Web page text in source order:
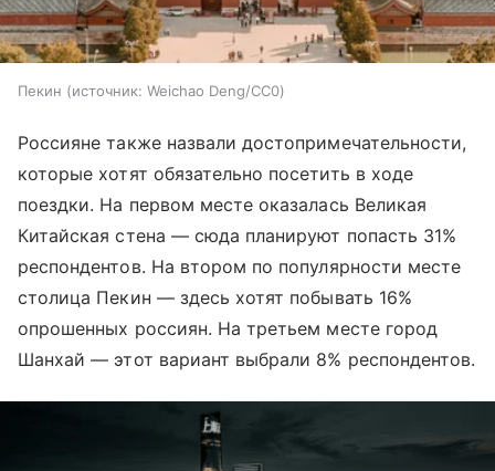
Пекин источник: Weichao Deng/CC0
Россияне также назвали достопримечательности,
которые хотят обязательно посетить в ходе
поездки. На первом месте оказалась Великая
Китайская стена — сюда планируют попасть 31%
респондентов. На втором по популярности месте
столица Пекин — здесь хотят побывать 16%
опрошенных россиян. На третьем месте город
Шанхай — этот вариант выбрали 8% респондентов.